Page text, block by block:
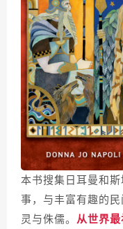
本书搜集日耳曼和
事，与丰富有趣的
灵与侏儒。 从世界